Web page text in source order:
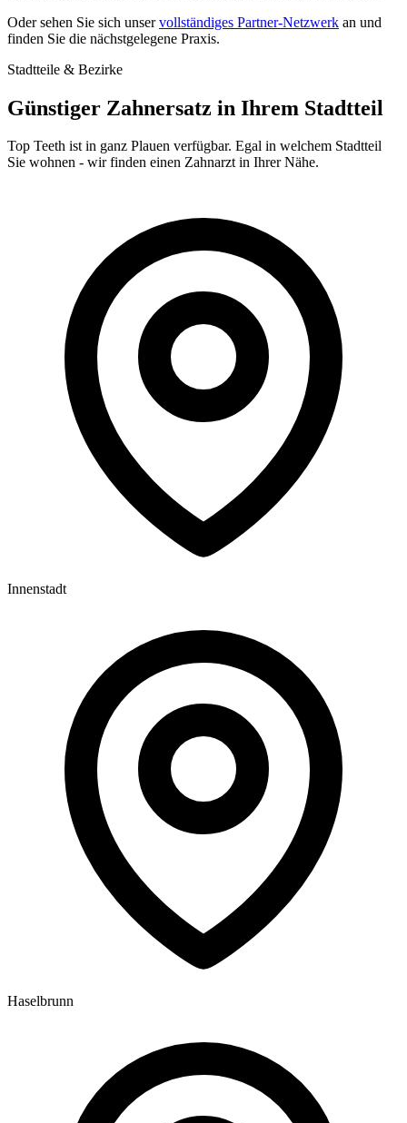
Oder sehen Sie sich unservollständiges Partner-Netzwerk an und
finden Sie die nächstgelegene Praxis.
Stadtteile & Bezirke
Günstiger Zahnersatz in Ihrem Stadtteil
Top Teeth ist in ganz Plauen verfügbar. Egal in welchem Stadtteil
Sie wohnen - wir finden einen Zahnarzt in Ihrer Nähe.
Innenstadt
Haselbrunn